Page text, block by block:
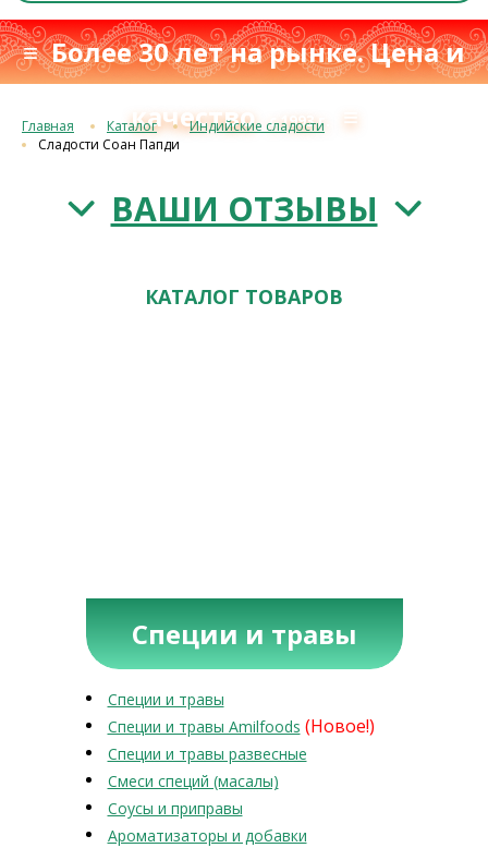
≡ Более 30 лет на рынке. Цена и
качествос 1993 г. ≡
Главная Каталог
Индийские сладости
Сладости Соан Папди
ВАШИ ОТЗЫВЫ
КАТАЛОГ ТОВАРОВ
Специи и травы
Специи и травы
Специи и травы Amilfoods (Новое!)
Специи и травы развесные
Смеси специй (масалы)
Соусы и приправы
Ароматизаторы и добавки